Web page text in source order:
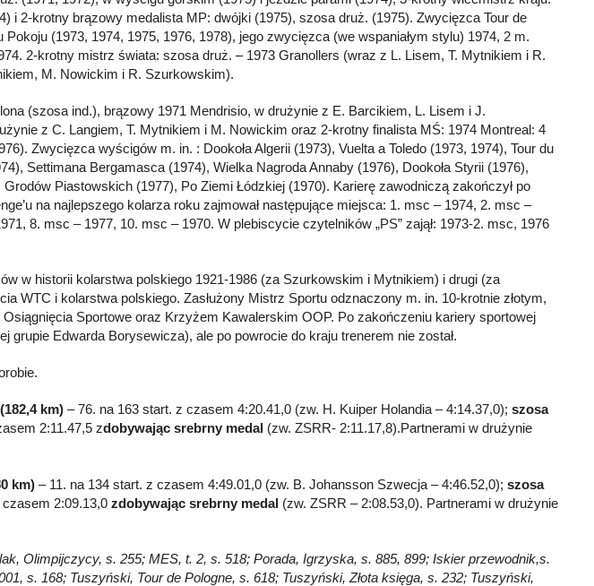
i 2-krotny brązowy medalista MP: dwójki (1975), szosa druż. (1975). Zwycięzca Tour de
(1973, 1974, 1975, 1976, 1978), jego zwycięzca (we wspaniałym stylu) 1974, 2 m.
2-krotny mistrz świata: szosa druż. – 1973 Granollers (wraz z L. Lisem, T. Mytnikiem i R.
M. Nowickim i R. Szurkowskim).
(szosa ind.), brązowy 1971 Mendrisio, w drużynie z E. Barcikiem, L. Lisem i J.
z C. Langiem, T. Mytnikiem i M. Nowickim oraz 2-krotny finalista MŚ: 1974 Montreal: 4
Zwycięzca wyścigów m. in. : Dookoła Algerii (1973), Vuelta a Toledo (1973, 1974), Tour du
Settimana Bergamasca (1974), Wielka Nagroda Annaby (1976), Dookoła Styrii (1976),
Piastowskich (1977), Po Ziemi Łódzkiej (1970). Karierę zawodniczą zakończył po
na najlepszego kolarza roku zajmował następujące miejsca: 1. msc – 1974, 2. msc –
8. msc – 1977, 10. msc – 1970. W plebiscycie czytelników „PS” zajął: 1973-2. msc, 1976
w historii kolarstwa polskiego 1921-1986 (za Szurkowskim i Mytnikiem) i drugi (za
WTC i kolarstwa polskiego. Zasłużony Mistrz Sportu odznaczony m. in. 10-krotnie złotym,
Sportowe oraz Krzyżem Kawalerskim OOP. Po zakończeniu kariery sportowej
grupie Edwarda Borysewicza), ale po powrocie do kraju trenerem nie został.
km) – 76. na 163 start. z czasem 4:20.41,0 (zw. H. Kuiper Holandia – 4:14.37,0); szosa
2:11.47,5 zdobywając srebrny medal (zw. ZSRR- 2:11.17,8).Partnerami w drużynie
km) – 11. na 134 start. z czasem 4:49.01,0 (zw. B. Johansson Szwecja – 4:46.52,0); szosa
2:09.13,0 zdobywając srebrny medal (zw. ZSRR – 2:08.53,0). Partnerami w drużynie
Olimpijczycy, s. 255; MES, t. 2, s. 518; Porada, Igrzyska, s. 885, 899; Iskier przewodnik,s.
s. 168; Tuszyński, Tour de Pologne, s. 618; Tuszyński, Złota księga, s. 232; Tuszyński,